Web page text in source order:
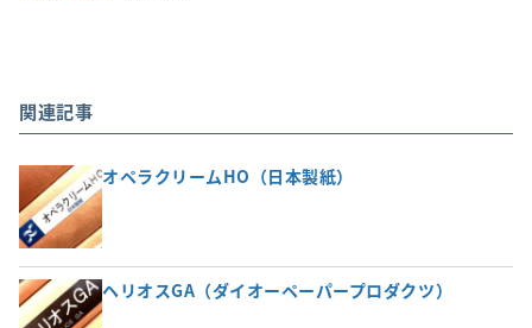
関連記事
オペラクリームHO（日本製紙）
ヘリオスGA（ダイオーペーパープロダクツ）